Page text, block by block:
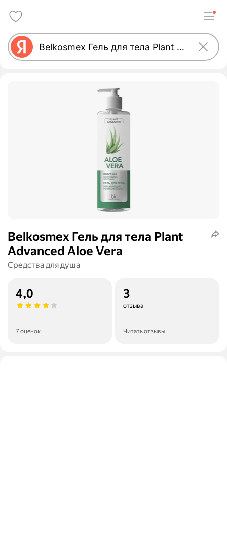
Belkosmex Гель для тела Plant
Advanced Aloe Vera
Средства для душа
4,0
7 оценок
3
отзыва
Читать отзывы